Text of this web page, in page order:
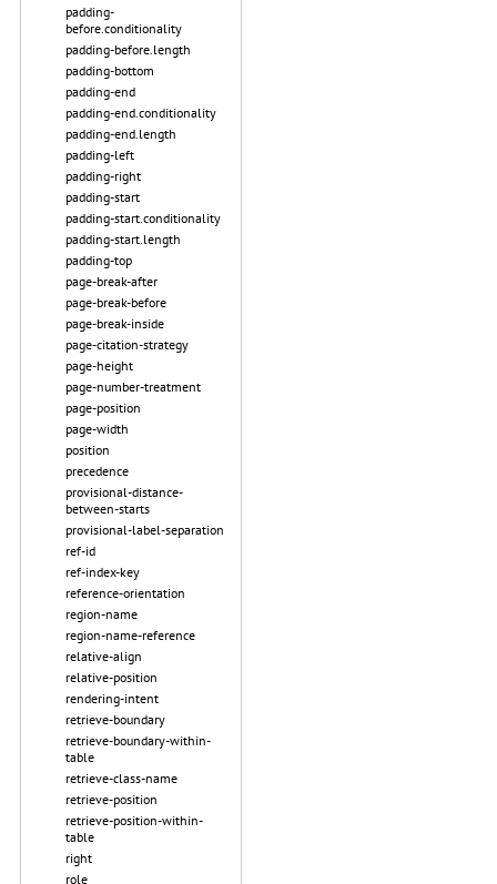
padding-
before.conditionality
padding-before.length
padding-bottom
padding-end
padding-end.conditionality
padding-end.length
padding-left
padding-right
padding-start
padding-start.conditionality
padding-start.length
padding-top
page-break-after
page-break-before
page-break-inside
page-citation-strategy
page-height
page-number-treatment
page-position
page-width
position
precedence
provisional-distance-
between-starts
provisional-label-separation
ref-id
ref-index-key
reference-orientation
region-name
region-name-reference
relative-align
relative-position
rendering-intent
retrieve-boundary
retrieve-boundary-within-
table
retrieve-class-name
retrieve-position
retrieve-position-within-
table
right
role